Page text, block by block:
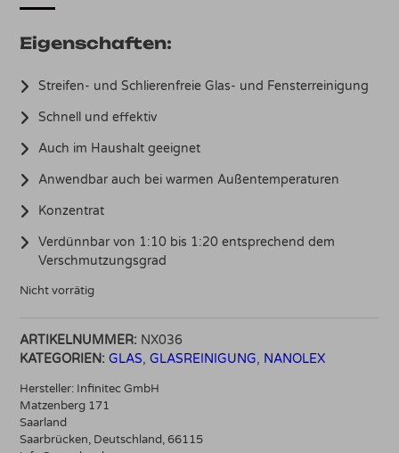
Eigenschaften:
Streifen- und Schlierenfreie Glas- und Fensterreinigung
Schnell und effektiv
Auch im Haushalt geeignet
Anwendbar auch bei warmen Außentemperaturen
Konzentrat
Verdünnbar von 1:10 bis 1:20 entsprechend dem
Verschmutzungsgrad
Nicht vorrätig
ARTIKELNUMMER: NX036
KATEGORIEN: GLAS,GLASREINIGUNG, NANOLEX
Hersteller: Infinitec GmbH
Matzenberg 171
Saarland
Saarbrücken, Deutschland, 66115